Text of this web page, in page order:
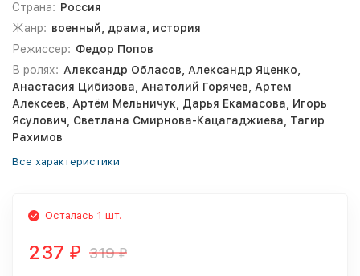
Страна: Россия
Жанр: военный, драма, история
Режиссер: Федор Попов
В ролях: Александр Обласов, Александр Яценко,
Анастасия Цибизова, Анатолий Горячев, Артем
Алексеев, Артём Мельничук, Дарья Екамасова, Игорь
Ясулович, Светлана Смирнова-Кацагаджиева, Тагир
Рахимов
Все характеристики
Осталась 1 шт.
237 ₽ 319₽